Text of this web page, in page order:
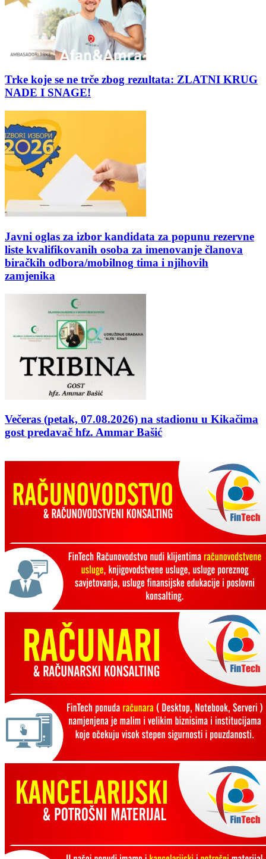
Trke koje se ne trče zbog rezultata: ZLATNI KRUG
NADE I SNAGE!
Javni oglas za izbor kandidata za popunu rezervne
liste kvalifikovanih osoba za imenovanje članova
biračkih odbora/mobilnog tima i njihovih
zamjenika
Večeras (petak, 07.08.2026) na stadionu u Kikačima
gost predavač hfz. Ammar Bašić